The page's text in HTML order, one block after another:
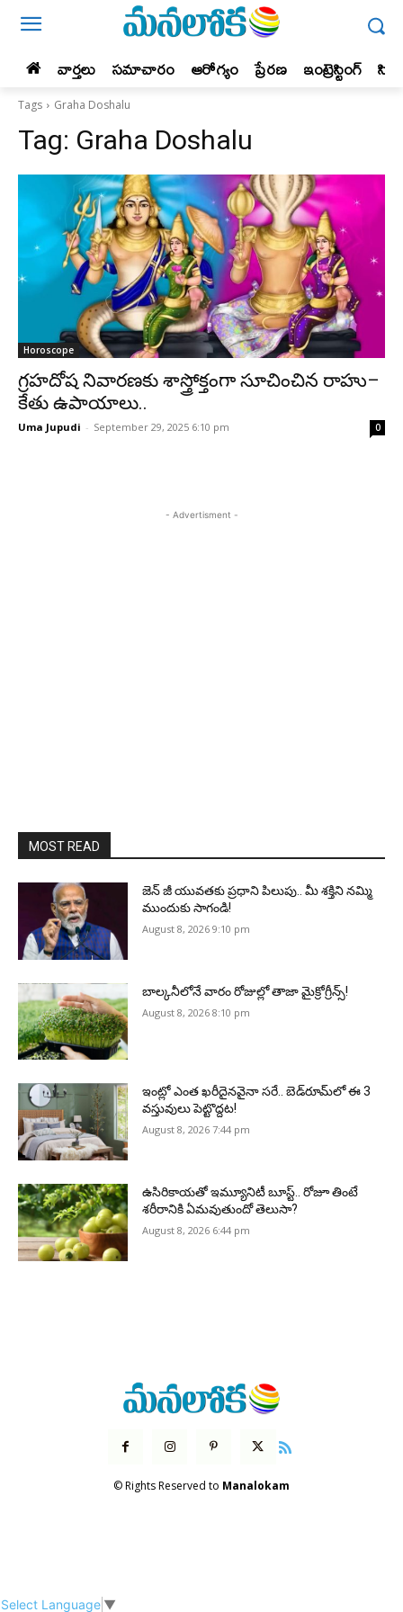
వార్తలు సమాచారం ఆరోగ్యం ప్రేర‌ణ‌ ఇంట్రెస్టింగ్‌
Tags Graha Doshalu
Tag: Graha Doshalu
Horoscope
గ్రహదోష నివారణకు శాస్త్రోక్తంగా సూచించిన రాహు–
కేతు ఉపాయాలు..
Uma Jupudi - September 29, 2025 6:10 pm 0
- Advertisment -
MOST READ
జెన్‌ జీ యువతకు ప్రధాని పిలుపు.. మీ శక్తిని నమ్మి
ముందుకు సాగండి!
August 8, 2026 9:10 pm
బాల్కనీలోనే వారం రోజుల్లో తాజా మైక్రోగ్రీన్స్‌!
August 8, 2026 8:10 pm
ఇంట్లో ఎంత ఖరీదైనవైనా సరే.. బెడ్‌రూమ్‌లో ఈ 3
వస్తువులు పెట్టొద్దట!
August 8, 2026 7:44 pm
ఉసిరికాయతో ఇమ్యూనిటీ బూస్ట్‌.. రోజూ తింటే
శరీరానికి ఏమవుతుందో తెలుసా?
August 8, 2026 6:44 pm
© Rights Reserved to Manalokam
Select Language ▼